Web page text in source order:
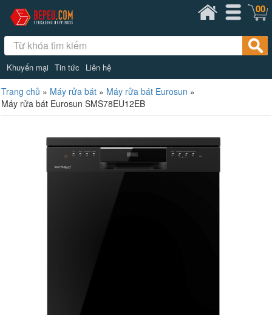
Khuyến mại Tin tức Liên hệ
00
Trang chủ » Máy rửa bát » Máy rửa bát Eurosun »
Máy rửa bát Eurosun SMS78EU12EB